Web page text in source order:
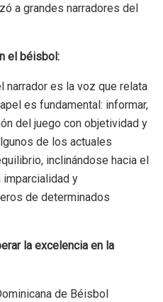
a grandes narradores del
el béisbol:
narrador es la voz que relata
es fundamental: informar,
del juego con objetividad y
de los actuales
inclinándose hacia el
imparcialidad y
de determinados
la excelencia en la
de Béisbol